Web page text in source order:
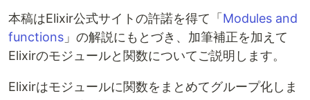
本稿はElixir公式サイトの許諾を得て「 Modules and
functions 」の解説にもとづき、加筆補正を加えて
Elixirのモジュールと関数についてご説明します。
Elixirはモジュールに関数をまとめてグループ化しま